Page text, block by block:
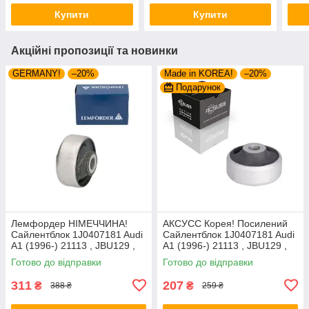
, JBU1362 ,
Купити
, JBU1362 ,
Купити
Акційні пропозиції та новинки
GERMANY! –20%
Лемфордер НІМЕЧЧИНА!
Сайлентблок 1J0407181 Audi
A1 (1996-) 21113 , JBU129 ,
VKDS331001
Готово до відправки
311 ₴ 388 ₴
Made in KOREA!
–20%
Подарунок
АКСУСС Корея! Посилений
Сайлентблок 1J0407181 Audi
A1 (1996-) 21113 , JBU129 ,
VKDS331001
Готово до відправки
207 ₴ 259 ₴